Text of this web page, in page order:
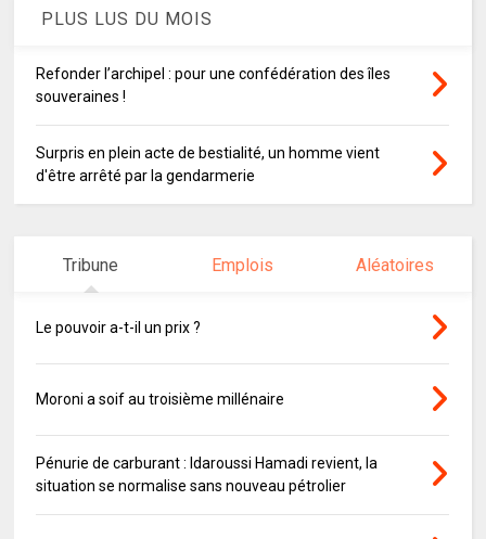
PLUS LUS DU MOIS
Refonder l’archipel : pour une confédération des îles
souveraines !
Surpris en plein acte de bestialité, un homme vient
d'être arrêté par la gendarmerie
Tribune Emplois Aléatoires
Le pouvoir a-t-il un prix ?
Moroni a soif au troisième millénaire
Pénurie de carburant : Idaroussi Hamadi revient, la
situation se normalise sans nouveau pétrolier